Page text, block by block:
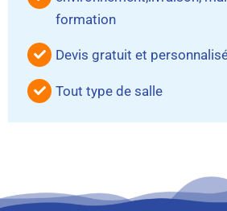
formation
Devis gratuit et
Tout type de salle